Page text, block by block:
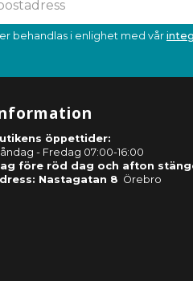
behandlas i enlighet med vår
öppettider:
- Fredag 07:00-16:00
före röd dag och afton
Nastagatan 8 Örebro